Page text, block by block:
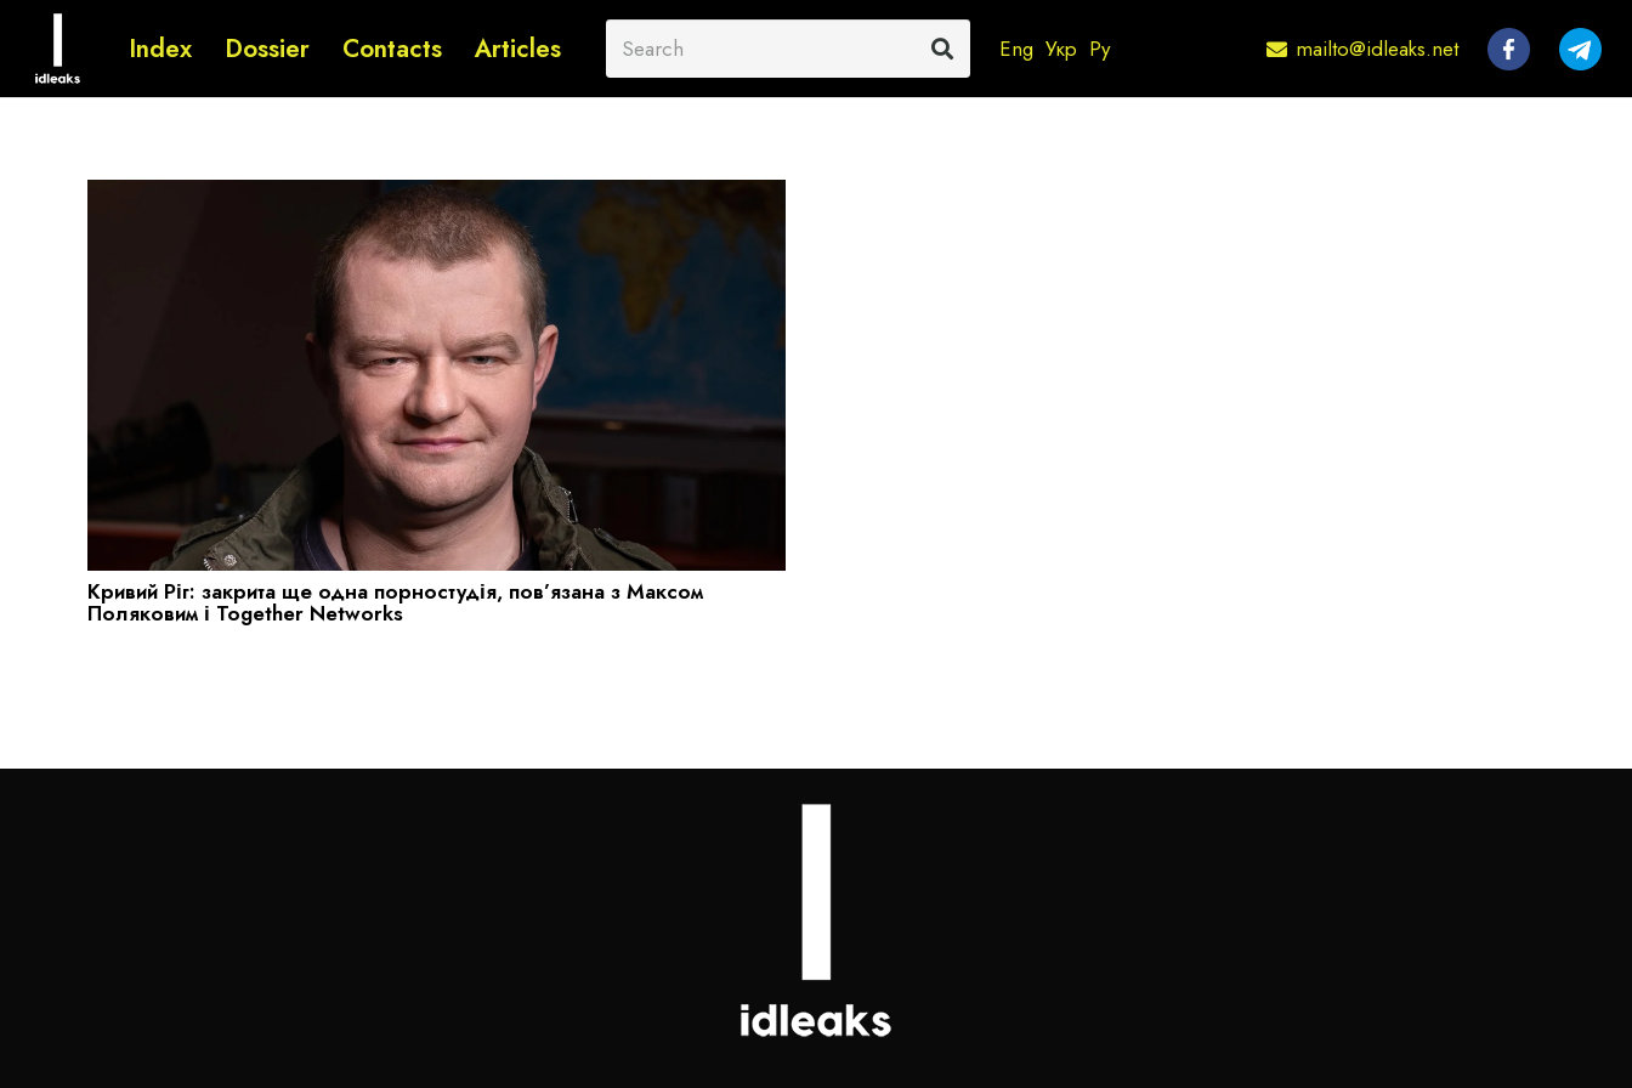
Index Dossier Contacts Articles Eng Укр Ру mailto@idleaks.net
Кривий Ріг: закрита ще одна порностудія, пов’язана з Максом
Поляковим і Together Networks